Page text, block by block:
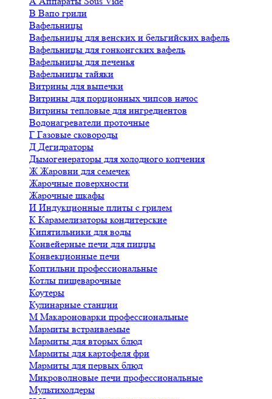
В Вапо грили
Вафельницы
Вафельницы для венских и бельгийских вафель
Вафельницы для гонконгских вафель
Вафельницы для печенья
Вафельницы тайяки
Витрины для выпечки
Витрины для порционных чипсов начос
Витрины тепловые для ингредиентов
Водонагреватели проточные
Г Газовые сковороды
Д Дегидраторы
Дымогенераторы для холодного копчения
ЖЖаровни для семечек
Жарочные поверхности
Жарочные шкафы
И Индукционные плиты с грилем
К Карамелизаторы кондитерские
Кипятильники для воды
Конвейерные печи для пиццы
Конвекционные печи
Коптильни профессиональные
Котлы пищеварочные
Коутеры
Кулинарные станции
М Макароноварки профессиональные
Мармиты встраиваемые
Мармиты для вторых блюд
Мармиты для картофеля фри
Мармиты для первых блюд
Микроволновые печи профессиональные
Мультихолдеры